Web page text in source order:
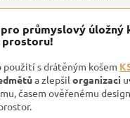
průmyslový úložný
prostoru!
použití s drátěným košem
a zlepšil organizaci
časem ověřenému